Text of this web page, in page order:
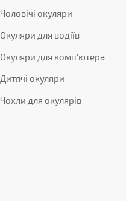
Чоловічі окуляри
Окуляри для водіїв
Окуляри для комп'ютера
Дитячі окуляри
Чохли для окулярів